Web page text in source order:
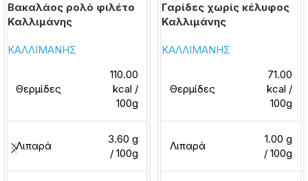
Βακαλάος ρολό φιλέτο
Καλλιμάνης
ΚΑΛΛΙΜΑΝΗΣ
Θερμίδες
110.00
kcal /
100g
Λιπαρά
3.60 g
/ 100g
Γαρίδες χωρίς κέλυφος
Καλλιμάνης
ΚΑΛΛΙΜΑΝΗΣ
Θερμίδες
71.00
kcal /
100g
Λιπαρά
1.00 g
/ 100g